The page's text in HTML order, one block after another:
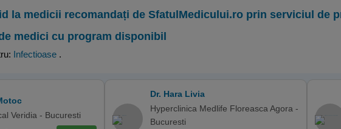
la medicii recomandați de SfatulMedicului.ro prin serviciul de
medici cu program disponibil
Infectioase .
Veridia - Bucuresti
Dr. Hara Livia
Hyperclinica Medlife Floreasca Agora -
Bucuresti